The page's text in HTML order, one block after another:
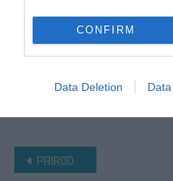
CONFIRM
Data Deletion
Navigacija
PRIR0DNO RJEŠENJE K0JE UBIJA B0L ZA 2 MINUTE: Najmoćniji lijek za cijelo tijelo